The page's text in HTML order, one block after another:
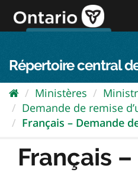
directement
au
Répertoire central
Ministères
Demande de remise
Français – Demande
Français –